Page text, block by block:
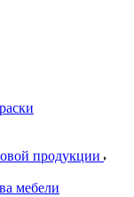
продукции
мебели